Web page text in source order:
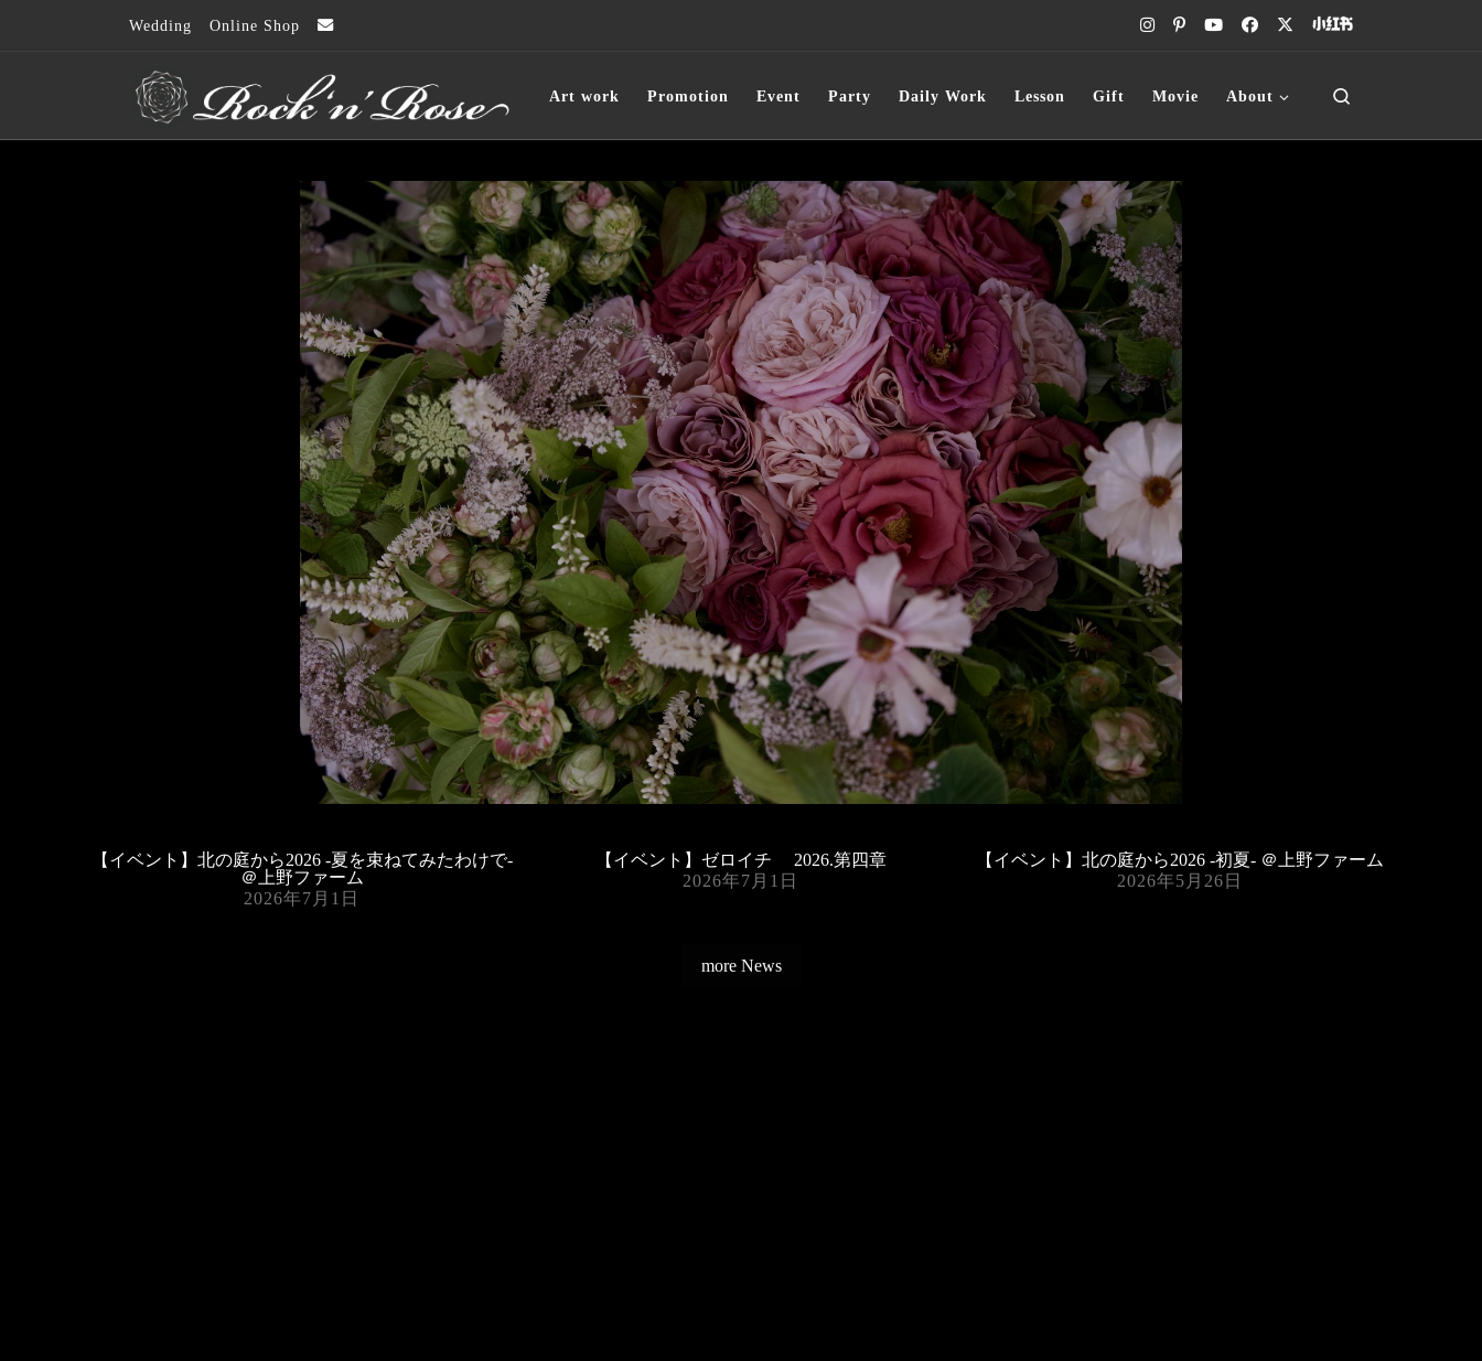
コンテンツへスキップ
Wedding Online Shop
Art work Promotion Event Party Daily Work Lesson Gift Movie About
【イベント】北の庭から2026 -夏を束ねてみたわけで-
＠上野ファーム
2026年7月1日
【イベント】ゼロイチ 2026.第四章
2026年7月1日
【イベント】北の庭から2026 -初夏- ＠上野ファーム
2026年5月26日
more News